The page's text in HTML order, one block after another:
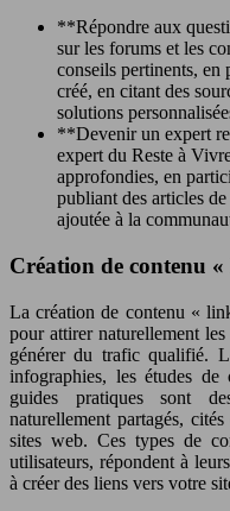
**Répondre aux
sur les forums et les
conseils pertinents, en
créé, en citant des
solutions
**Devenir un expert
expert du Reste à
approfondies, en
publiant des articles
ajoutée à la
Création de contenu «
La création de contenu «
pour attirer naturellement
générer du trafic qualifié.
infographies, les études
guides pratiques sont
naturellement partagés,
sites web. Ces types de
utilisateurs, répondent à
à créer des liens vers votre